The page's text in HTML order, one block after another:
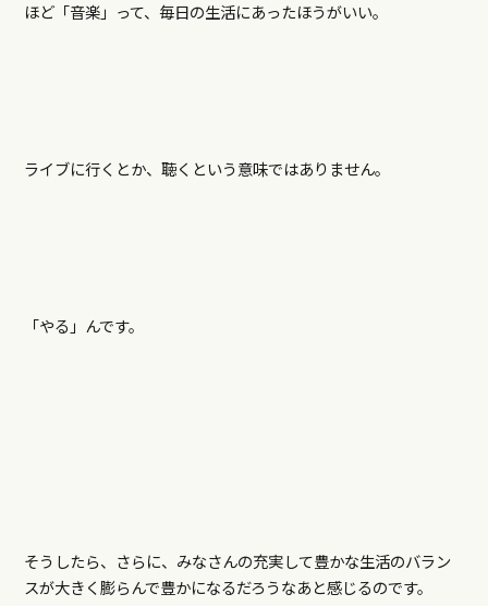
ほど「音楽」って、毎日の生活にあったほうがいい。
ライブに行くとか、聴くという意味ではありません。
「やる」んです。
そうしたら、さらに、みなさんの充実して豊かな生活のバラン
スが大きく膨らんで豊かになるだろうなあと感じるのです。